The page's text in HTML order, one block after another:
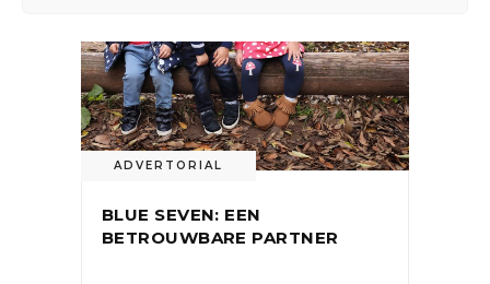
ADVERTORIAL
BLUE SEVEN: EEN
BETROUWBARE PARTNER